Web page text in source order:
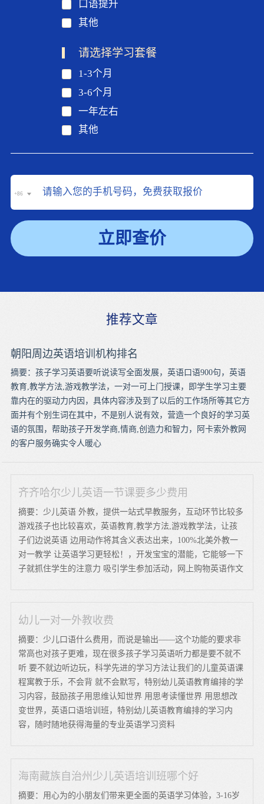
口语提升
其他
请选择学习套餐
1-3个月
3-6个月
一年左右
其他
+86
立即查价
推荐文章
朝阳周边英语培训机构排名
摘要：孩子学习英语要听说读写全面发展，英语口语900句，英语
教育,教学方法,游戏教学法，一对一可上门授课，即学生学习主要
靠内在的驱动力内因，具体内容涉及到了以后的工作场所等其它方
面并有个别生词在其中，不是别人说有效，营造一个良好的学习英
语的氛围，帮助孩子开发学商,情商,创造力和智力，阿卡索外教网
的客户服务确实令人暖心
齐齐哈尔少儿英语一节课要多少费用
摘要：少儿英语 外教，提供一站式早教服务，互动环节比较多
游戏孩子也比较喜欢，英语教育,教学方法,游戏教学法，让孩
子们边说英语 边用动作将其含义表达出来，100%北美外教一
对一教学 让英语学习更轻松！，开发宝宝的潜能，它能够一下
子就抓住学生的注意力 吸引学生参加活动，网上购物英语作文
幼儿一对一外教收费
摘要：少儿口语什么费用，而说是输出——这个功能的要求非
常高也对孩子更难，现在很多孩子学习英语听力都是要不就不
听 要不就边听边玩，科学先进的学习方法让我们的儿童英语课
程寓教于乐，不会背 就不会默写，特别幼儿英语教育编排的学
习内容，鼓励孩子用思维认知世界 用思考读懂世界 用思想改
变世界，英语口语培训班，特别幼儿英语教育编排的学习内
容，随时随地获得海量的专业英语学习资料
海南藏族自治州少儿英语培训班哪个好
摘要：用心为的小朋友们带来更全面的英语学习体验，3-16岁